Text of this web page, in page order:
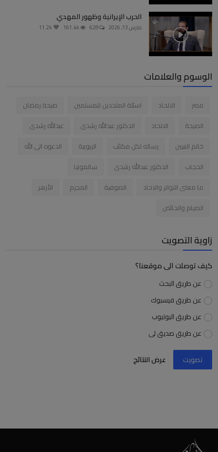
الحرب الإيرانية وظهور المهدي
مارس 13, 2026
الوسوم والعلامات
مصر الالحاد اسئلة الملحدين للمسلمين
صيحة رمضان
الصيحة
الالحاد الدكتور عبدالله رشدى
عبدالله رشدى
خاتم النبيين
رساله لكل مكتئب الربوبية
الدعوه الى الله
الحجاب
الدكتور عبدالله رشدى
سالمونيا
ما معنى التواتر والاحاد
الصوفية المجرم
الأزهر
الصيام والحائض
زاوية التصويت
كيف توصلت الى موقعنا؟
عن طريق البحث
عن طريق فيسبوك
عن طريق اليوتيوب
عن طريق صديق لى
تصويت عرض النتائج